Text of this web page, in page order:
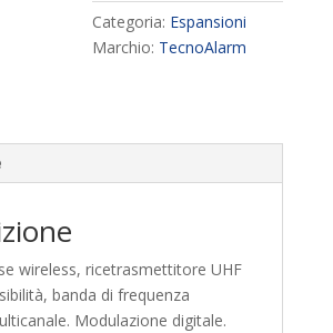
Categoria: Espansioni
Marchio: TecnoAlarm
wireless, ricetrasmettitore UHF
banda di frequenza
Modulazione digitale.